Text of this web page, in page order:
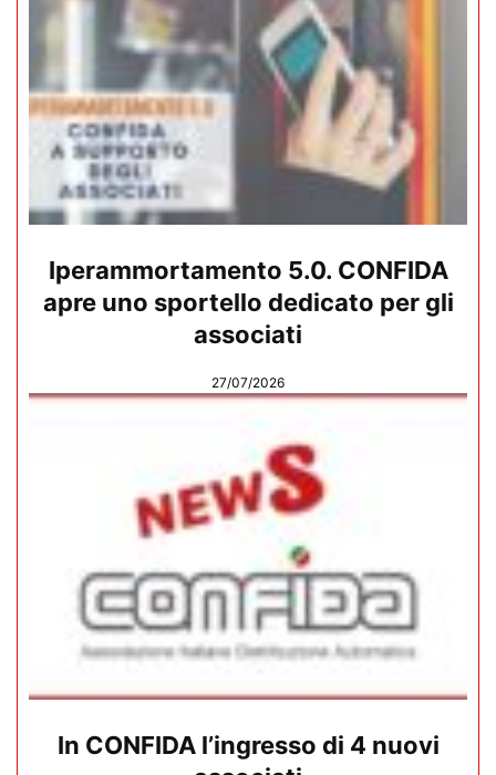
Iperammortamento 5.0. CONFIDA
apre uno sportello dedicato per gli
associati
27/07/2026
In CONFIDA l’ingresso di 4 nuovi